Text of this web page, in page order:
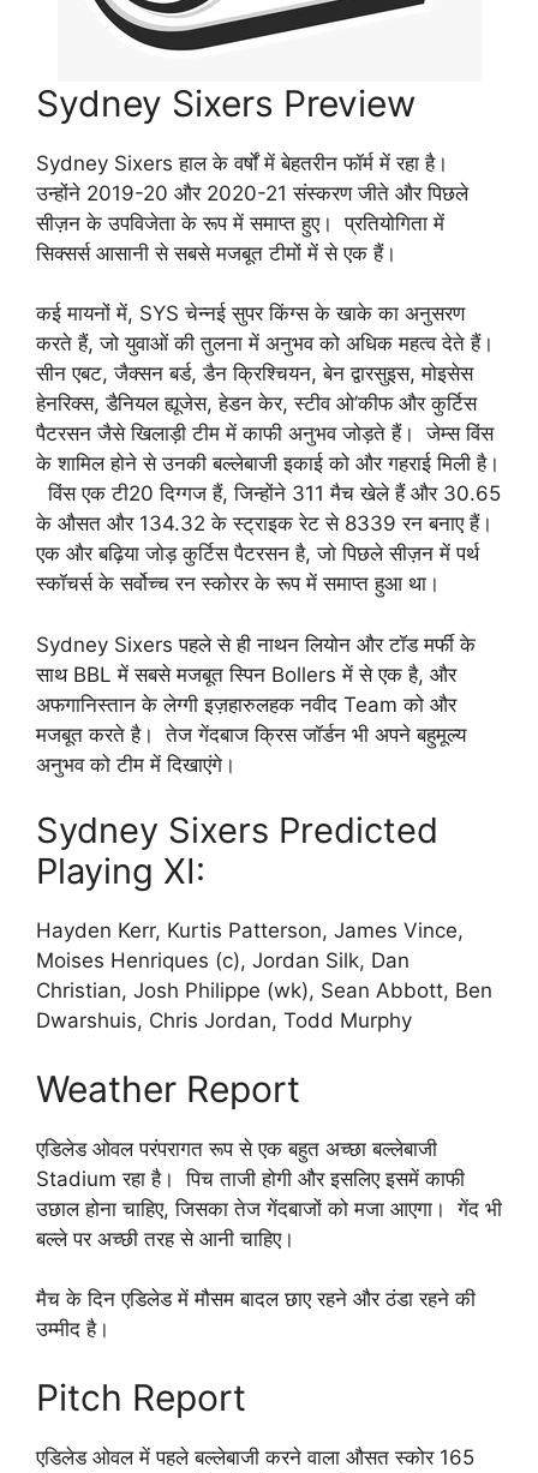
Sydney Sixers Preview
Sydney Sixers हाल के वर्षों में बेहतरीन फॉर्म में रहा है।
उन्होंने 2019-20 और 2020-21 संस्करण जीते और पिछले
सीज़न के उपविजेता के रूप में समाप्त हुए। प्रतियोगिता में
सिक्सर्स आसानी से सबसे मजबूत टीमों में से एक हैं।
कई मायनों में, SYS चेन्नई सुपर किंग्स के खाके का अनुसरण
करते हैं, जो युवाओं की तुलना में अनुभव को अधिक महत्व देते हैं।
सीन एबट, जैक्सन बर्ड, डैन क्रिश्चियन, बेन द्वारसुइस, मोइसेस
हेनरिक्स, डैनियल ह्यूजेस, हेडन केर, स्टीव ओ’कीफ और कुर्टिस
पैटरसन जैसे खिलाड़ी टीम में काफी अनुभव जोड़ते हैं। जेम्स विंस
के शामिल होने से उनकी बल्लेबाजी इकाई को और गहराई मिली है।
विंस एक टी20 दिग्गज हैं, जिन्होंने 311 मैच खेले हैं और 30.65
के औसत और 134.32 के स्ट्राइक रेट से 8339 रन बनाए हैं।
एक और बढ़िया जोड़ कुर्टिस पैटरसन है, जो पिछले सीज़न में पर्थ
स्कॉचर्स के सर्वोच्च रन स्कोरर के रूप में समाप्त हुआ था।
Sydney Sixers पहले से ही नाथन लियोन और टॉड मर्फी के
साथ BBL में सबसे मजबूत स्पिन Bollers में से एक है, और
अफगानिस्तान के लेग्गी इज़हारुलहक नवीद Team को और
मजबूत करते है। तेज गेंदबाज क्रिस जॉर्डन भी अपने बहुमूल्य
अनुभव को टीम में दिखाएंगे।
Sydney Sixers Predicted
Playing XI:
Hayden Kerr, Kurtis Patterson, James Vince,
Moises Henriques (c), Jordan Silk, Dan
Christian, Josh Philippe (wk), Sean Abbott, Ben
Dwarshuis, Chris Jordan, Todd Murphy
Weather Report
एडिलेड ओवल परंपरागत रूप से एक बहुत अच्छा बल्लेबाजी
Stadium रहा है। पिच ताजी होगी और इसलिए इसमें काफी
उछाल होना चाहिए, जिसका तेज गेंदबाजों को मजा आएगा। गेंद भी
बल्ले पर अच्छी तरह से आनी चाहिए।
मैच के दिन एडिलेड में मौसम बादल छाए रहने और ठंडा रहने की
उम्मीद है।
Pitch Report
एडिलेड ओवल में पहले बल्लेबाजी करने वाला औसत स्कोर 165